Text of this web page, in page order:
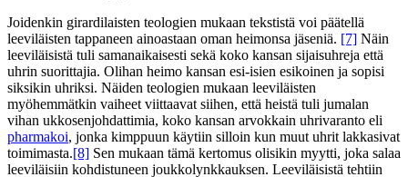
Joidenkin girardilaisten teologien mukaan tekstistä voi päätellä
leeviläisten tappaneen ainoastaan oman heimonsa jäseniä. [7] Näin
leeviläisistä tuli samanaikaisesti sekä koko kansan sijaisuhreja että
uhrin suorittajia. Olihan heimo kansan esi-isien esikoinen ja sopisi
siksikin uhriksi. Näiden teologien mukaan leeviläisten
myöhemmätkin vaiheet viittaavat siihen, että heistä tuli jumalan
vihan ukkosenjohdattimia, koko kansan arvokkain uhrivaranto eli
pharmakoi, jonka kimppuun käytiin silloin kun muut uhrit lakkasivat
toimimasta.[8] Sen mukaan tämä kertomus olisikin myytti, joka salaa
leeviläisiin kohdistuneen joukkolynkkauksen. Leeviläisistä tehtiin